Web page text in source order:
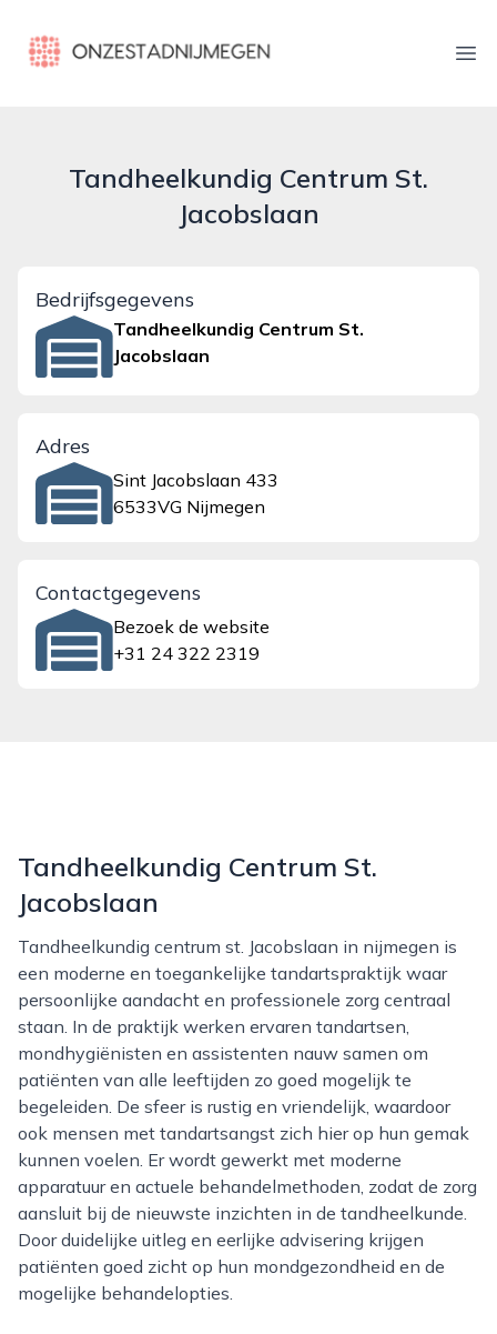
onzestadnijmegen.nl
Tandheelkundig Centrum St.
Jacobslaan
Bedrijfsgegevens
Tandheelkundig Centrum St.
Jacobslaan
Adres
Sint Jacobslaan 433
6533VG Nijmegen
Contactgegevens
Bezoek de website
+31 24 322 2319
Tandheelkundig Centrum St.
Jacobslaan
Tandheelkundig centrum st. Jacobslaan in nijmegen is
een moderne en toegankelijke tandartspraktijk waar
persoonlijke aandacht en professionele zorg centraal
staan. In de praktijk werken ervaren tandartsen,
mondhygiënisten en assistenten nauw samen om
patiënten van alle leeftijden zo goed mogelijk te
begeleiden. De sfeer is rustig en vriendelijk, waardoor
ook mensen met tandartsangst zich hier op hun gemak
kunnen voelen. Er wordt gewerkt met moderne
apparatuur en actuele behandelmethoden, zodat de zorg
aansluit bij de nieuwste inzichten in de tandheelkunde.
Door duidelijke uitleg en eerlijke advisering krijgen
patiënten goed zicht op hun mondgezondheid en de
mogelijke behandelopties.